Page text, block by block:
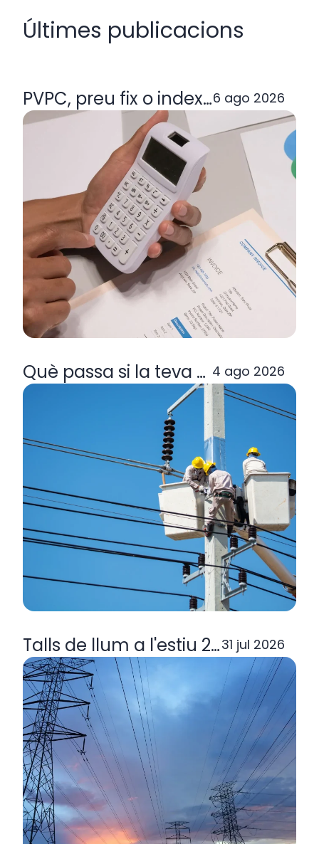
Últimes publicacions
PVPC, preu fix o indexada: quina
6 ago 2026
Què passa si la teva 4 ago 2026
Talls de llum a l'estiu 2026: per
31 jul 2026